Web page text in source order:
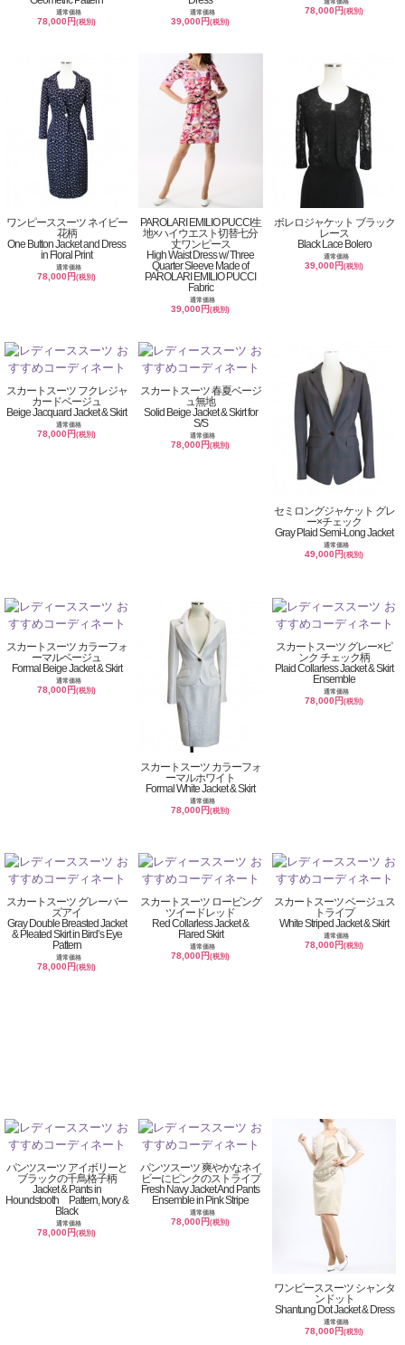
通常価格
78,000円(税別)
通常価格
39,000円(税別)
78,000円(税別)
ワンピーススーツ ネイビー
花柄
One Button Jacket and Dress
in Floral Print
通常価格
78,000円(税別)
PAROLARI EMILIO PUCCI生
地×ハイウエスト切替七分
丈ワンピース
High Waist Dress w/ Three
Quarter Sleeve Made of
PAROLARI EMILIO PUCCI
Fabric
通常価格
39,000円(税別)
ボレロジャケット ブラック
レース
Black Lace Bolero
通常価格
39,000円(税別)
スカートスーツ フクレジャ
カードベージュ
Beige Jacquard Jacket & Skirt
通常価格
78,000円(税別)
スカートスーツ 春夏ベージ
ュ無地
Solid Beige Jacket & Skirt for
S/S
通常価格
78,000円(税別)
セミロングジャケット グレ
ー×チェック
Gray Plaid Semi-Long Jacket
通常価格
49,000円(税別)
スカートスーツ カラーフォ
ーマルベージュ
Formal Beige Jacket & Skirt
通常価格
78,000円(税別)
スカートスーツ カラーフォ
ーマルホワイト
Formal White Jacket & Skirt
通常価格
78,000円(税別)
スカートスーツ グレー×ピ
ンク チェック柄
Plaid Collarless Jacket & Skirt
Ensemble
通常価格
78,000円(税別)
スカートスーツ グレーバー
ズアイ
Gray Double Breasted Jacket
& Pleated Skirt in Bird’s Eye
Pattern
通常価格
78,000円(税別)
スカートスーツ ロービング
ツイードレッド
Red Collarless Jacket &
Flared Skirt
通常価格
78,000円(税別)
スカートスーツ ベージュス
トライプ
White Striped Jacket & Skirt
通常価格
78,000円(税別)
パンツスーツ アイボリーと
ブラックの千鳥格子柄
Jacket & Pants in
Houndstooth Pattern, Ivory &
Black
通常価格
78,000円(税別)
パンツスーツ 爽やかなネイ
ビーにピンクのストライプ
Fresh Navy Jacket And Pants
Ensemble in Pink Stripe
通常価格
78,000円(税別)
ワンピーススーツ シャンタ
ンドット
Shantung Dot Jacket & Dress
通常価格
78,000円(税別)